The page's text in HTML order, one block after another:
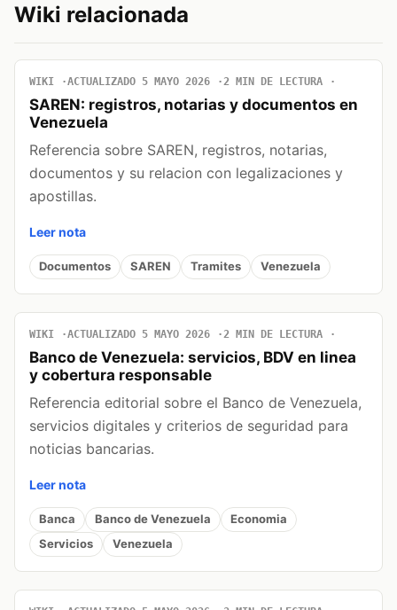
Wiki relacionada
WIKI ACTUALIZADO 5 MAYO 2026 2 MIN DE LECTURA
SAREN: registros, notarias y documentos en
Venezuela
Referencia sobre SAREN, registros, notarias,
documentos y su relacion con legalizaciones y
apostillas.
Leer nota
Documentos SAREN Tramites Venezuela
WIKI ACTUALIZADO 5 MAYO 2026 2 MIN DE LECTURA
Banco de Venezuela: servicios, BDV en linea
y cobertura responsable
Referencia editorial sobre el Banco de Venezuela,
servicios digitales y criterios de seguridad para
noticias bancarias.
Leer nota
Banca Banco de Venezuela
Economia
Servicios
Venezuela